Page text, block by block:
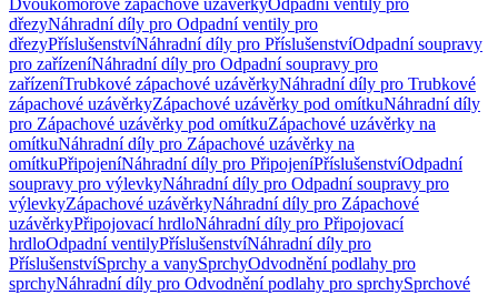
Dvoukomorové zápachové uzávěrkyOdpadní ventily pro
dřezyNáhradní díly pro Odpadní ventily pro
dřezyPříslušenstvíNáhradní díly pro PříslušenstvíOdpadní soupravy
pro zařízeníNáhradní díly pro Odpadní soupravy pro
zařízeníTrubkové zápachové uzávěrkyNáhradní díly pro Trubkové
zápachové uzávěrkyZápachové uzávěrky pod omítkuNáhradní díly
pro Zápachové uzávěrky pod omítkuZápachové uzávěrky na
omítkuNáhradní díly pro Zápachové uzávěrky na
omítkuPřipojeníNáhradní díly pro PřipojeníPříslušenstvíOdpadní
soupravy pro výlevkyNáhradní díly pro Odpadní soupravy pro
výlevkyZápachové uzávěrkyNáhradní díly pro Zápachové
uzávěrkyPřipojovací hrdloNáhradní díly pro Připojovací
hrdloOdpadní ventilyPříslušenstvíNáhradní díly pro
PříslušenstvíSprchy a vanySprchyOdvodnění podlahy pro
sprchyNáhradní díly pro Odvodnění podlahy pro sprchySprchové